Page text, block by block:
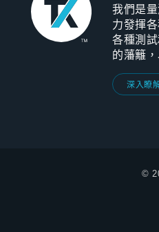
我們是
力發揮
各種測
的藩籬
深入瞭
©